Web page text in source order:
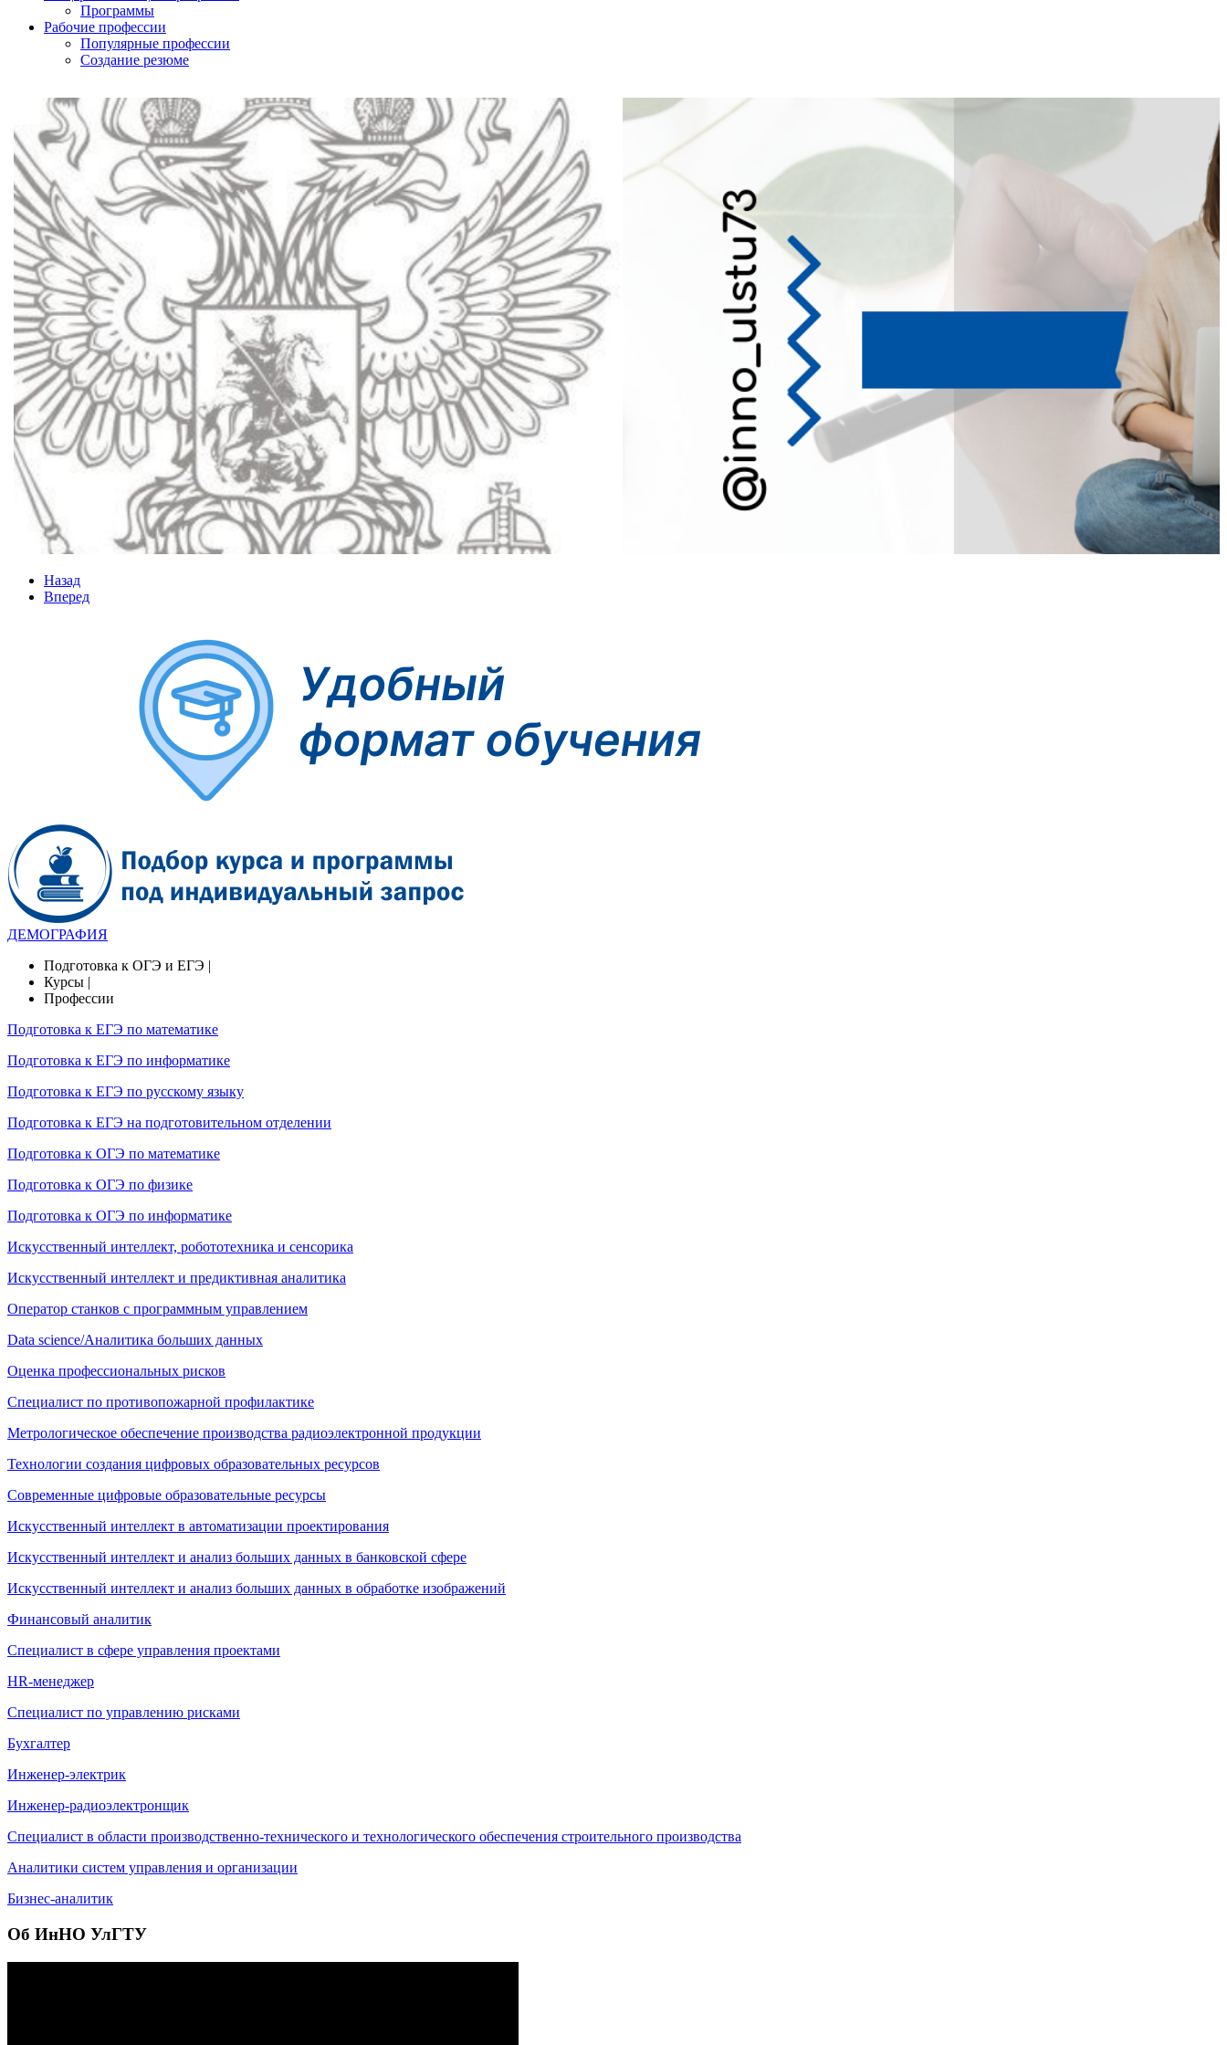
Программы
Рабочие профессии
Популярные профессии
Создание резюме
Назад
Вперед
ДЕМОГРАФИЯ
Подготовка к ОГЭ и ЕГЭ |
Курсы |
Профессии
Подготовка к ЕГЭ по математике
Подготовка к ЕГЭ по информатике
Подготовка к ЕГЭ по русскому языку
Подготовка к ЕГЭ на подготовительном отделении
Подготовка к ОГЭ по математике
Подготовка к ОГЭ по физике
Подготовка к ОГЭ по информатике
Искусственный интеллект, робототехника и сенсорика
Искусственный интеллект и предиктивная аналитика
Оператор станков с программным управлением
Data science/Аналитика больших данных
Оценка профессиональных рисков
Специалист по противопожарной профилактике
Метрологическое обеспечение производства радиоэлектронной продукции
Технологии создания цифровых образовательных ресурсов
Современные цифровые образовательные ресурсы
Искусственный интеллект в автоматизации проектирования
Искусственный интеллект и анализ больших данных в банковской сфере
Искусственный интеллект и анализ больших данных в обработке изображений
Финансовый аналитик
Специалист в сфере управления проектами
HR-менеджер
Специалист по управлению рисками
Бухгалтер
Инженер-электрик
Инженер-радиоэлектронщик
Специалист в области производственно-технического и технологического обеспечения строительного производства
Аналитики систем управления и организации
Бизнес-аналитик
Об ИнНО УлГТУ